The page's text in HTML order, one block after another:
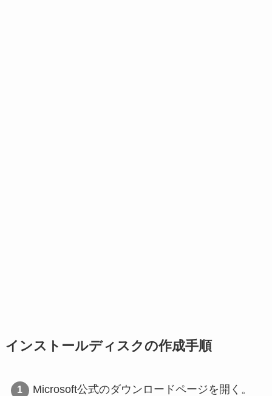
インストールディスクの作成手順
Microsoft公式のダウンロードページを開く。